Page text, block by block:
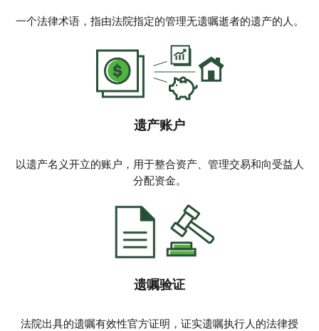
一个法律术语，指由法院指定的管理无遗嘱逝者的遗产的人。
遗产账户
以遗产名义开立的账户，用于整合资产、管理交易和向受益人
分配资金。
遗嘱验证
法院出具的遗嘱有效性官方证明，证实遗嘱执行人的法律授